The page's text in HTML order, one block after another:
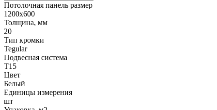
Потолочная панель размер
1200х600
Толщина, мм
20
Тип кромки
Tegular
Подвесная система
Т15
Цвет
Белый
Единицы измерения
шт